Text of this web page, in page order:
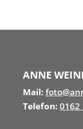
ANNE
Mail:
Telefon: 0162